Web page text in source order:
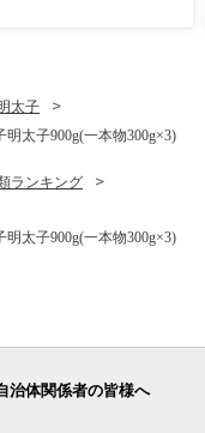
ルモン焼き BBQ バーベ
ご飯 horumon ジュー
歯ごたえ 味付 味付き も
用
太子
太子900g(一本物300g×3)
ランキング
太子900g(一本物300g×3)
治体関係者の皆様へ